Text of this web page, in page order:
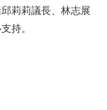
莉莉議長、林志展
持。